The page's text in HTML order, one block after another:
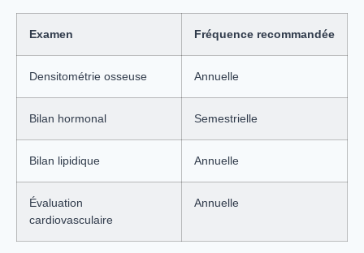
Examen Fréquence recommandée
Densitométrie osseuse Annuelle
Bilan hormonal Semestrielle
Bilan lipidique Annuelle
Évaluation
cardiovasculaire
Annuelle